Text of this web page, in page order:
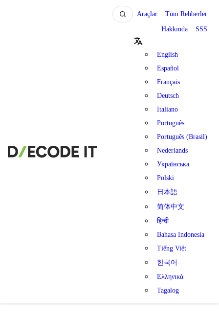
Araçlar Tüm Rehberler
Hakkında SSS
English
Español
Français
Deutsch
Italiano
Português
Português (Brasil)
Nederlands
Українська
Polski
日本語
简体中文
हिन्दी
Bahasa Indonesia
Tiếng Việt
한국어
Ελληνικά
Tagalog